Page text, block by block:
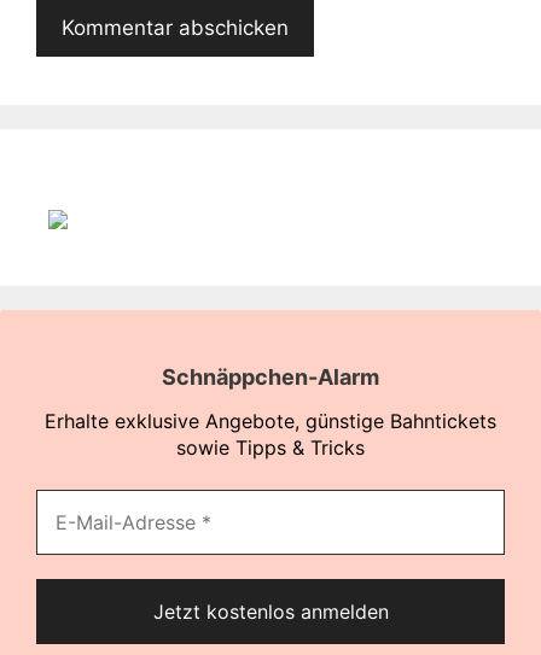
Schnäppchen-Alarm
Erhalte exklusive Angebote, günstige Bahntickets
sowie Tipps & Tricks